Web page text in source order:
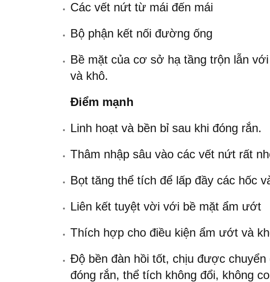
Các vết nứt từ mái đến mái
Bộ phận kết nối đường ống
Bề mặt của cơ sở hạ tầng trộn lẫn
và khô.
Điểm mạnh
Linh hoạt và bền bỉ sau khi đóng rắn.
Thâm nhập sâu vào các vết nứt rất
Bọt tăng thể tích để lấp đầy các hốc
Liên kết tuyệt vời với bề mặt ẩm ướt
Thích hợp cho điều kiện ẩm ướt và
Độ bền đàn hồi tốt, chịu được chuyển
đóng rắn, thể tích không đổi, không